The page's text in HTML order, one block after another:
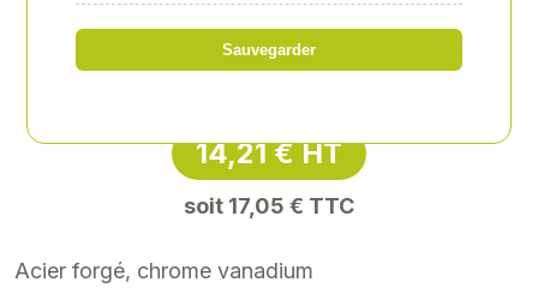
BURIN PLAT 24X250MM
14,21 € HT
soit 17,05 € TTC
Acier forgé, chrome vanadium
Sauvegarder